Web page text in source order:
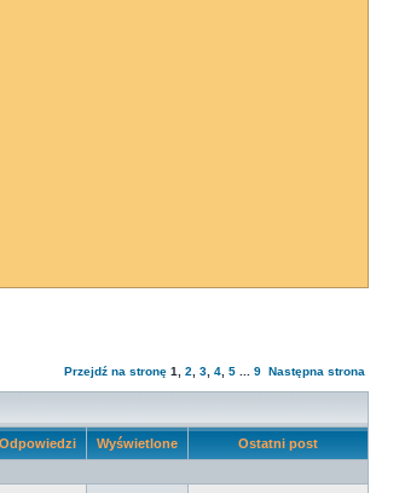
Przejdź na stronę 1 2 3 4 5 9 Następna strona
Odpowiedzi Wyświetlone Ostatni post